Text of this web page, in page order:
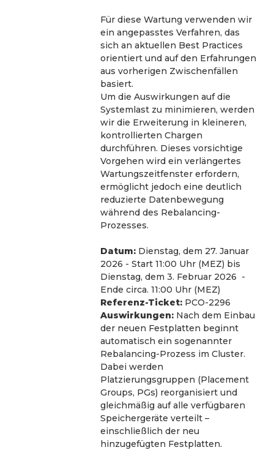
Für diese Wartung verwenden wir
ein angepasstes Verfahren, das
sich an aktuellen Best Practices
orientiert und auf den Erfahrungen
aus vorherigen Zwischenfällen
basiert.
Um die Auswirkungen auf die
Systemlast zu minimieren, werden
wir die Erweiterung in kleineren,
kontrollierten Chargen
durchführen. Dieses vorsichtige
Vorgehen wird ein verlängertes
Wartungszeitfenster erfordern,
ermöglicht jedoch eine deutlich
reduzierte Datenbewegung
während des Rebalancing-
Prozesses.
Datum: Dienstag, dem 27. Januar
2026 - Start 11:00 Uhr (MEZ) bis
Dienstag, dem 3. Februar 2026  -
Ende circa. 11:00 Uhr (MEZ)
Referenz-Ticket: PCO-2296
Auswirkungen: Nach dem Einbau
der neuen Festplatten beginnt
automatisch ein sogenannter
Rebalancing-Prozess im Cluster.
Dabei werden
Platzierungsgruppen (Placement
Groups, PGs) reorganisiert und
gleichmäßig auf alle verfügbaren
Speichergeräte verteilt –
einschließlich der neu
hinzugefügten Festplatten.